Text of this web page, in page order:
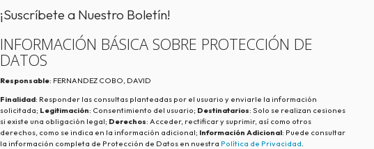
¡Suscríbete a Nuestro Boletín!
INFORMACIÓN BÁSICA SOBRE PROTECCIÓN DE
DATOS
Responsable: FERNANDEZ COBO, DAVID
Finalidad: Responder las consultas planteadas por el usuario y enviarle la información
solicitada; Legitimación: Consentimiento del usuario; Destinatarios: Solo se realizan cesiones
si existe una obligación legal; Derechos: Acceder, rectificar y suprimir, así como otros
derechos, como se indica en la información adicional; Información Adicional: Puede consultar
la información completa de Protección de Datos en nuestra Política de Privacidad.